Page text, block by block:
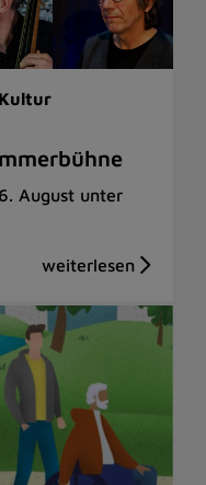
August unter